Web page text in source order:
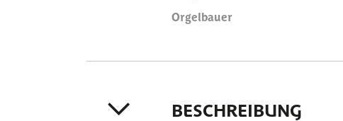
Orgelbauer
BESCHREIBUNG